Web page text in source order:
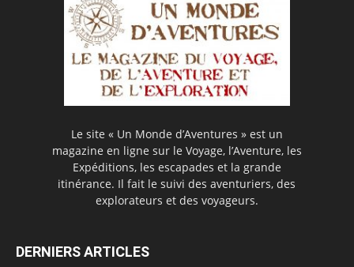
Le site « Un Monde d’Aventures » est un
magazine en ligne sur le Voyage, l’Aventure, les
Expéditions, les escapades et la grande
itinérance. Il fait le suivi des aventuriers, des
explorateurs et des voyageurs.
DERNIERS ARTICLES